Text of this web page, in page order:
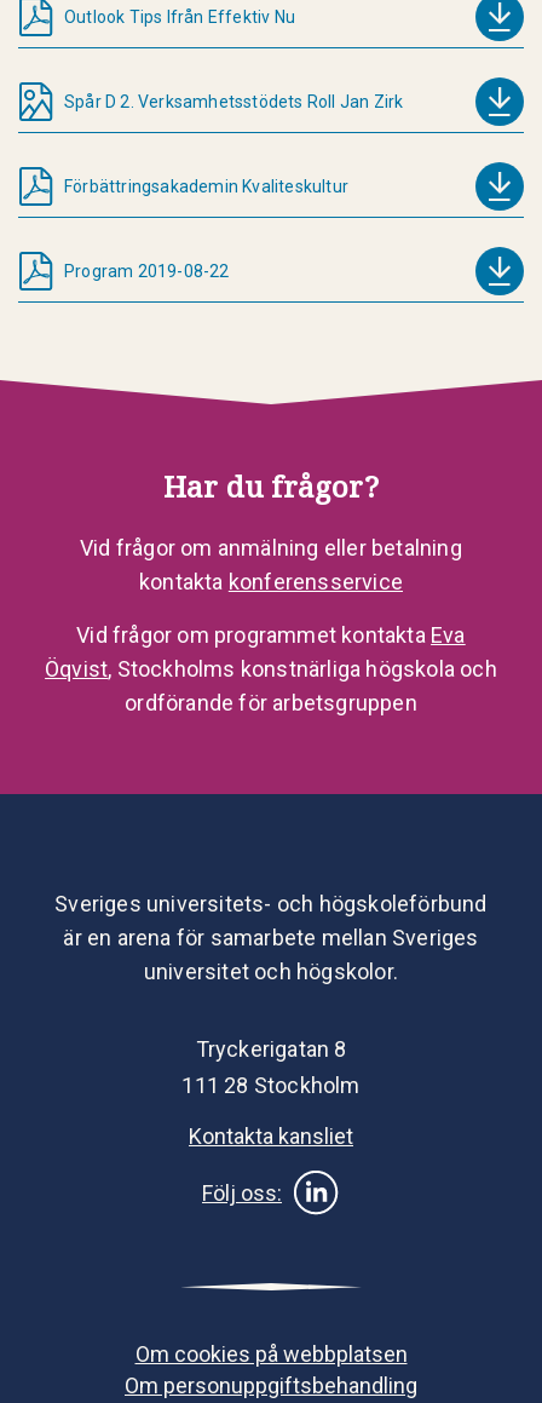
Outlook Tips Ifrån Effektiv Nu
Spår D 2. Verksamhetsstödets Roll Jan Zirk
Förbättringsakademin Kvaliteskultur
Program 2019-08-22
Har du frågor?
Vid frågor om anmälning eller betalning
kontakta konferensservice
Vid frågor om programmet kontakta Eva
Öqvist, Stockholms konstnärliga högskola och
ordförande för arbetsgruppen
Sveriges universitets- och högskoleförbund
är en arena för samarbete mellan Sveriges
universitet och högskolor.
Tryckerigatan 8
111 28 Stockholm
Kontakta kansliet
Följ oss:
Om cookies på webbplatsen
Om personuppgiftsbehandling